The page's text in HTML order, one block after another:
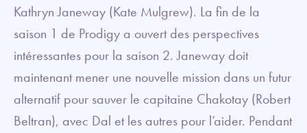
Kathryn Janeway (Kate Mulgrew). La fin de la
saison 1 de Prodigy a ouvert des perspectives
intéressantes pour la saison 2. Janeway doit
maintenant mener une nouvelle mission dans un futur
alternatif pour sauver le capitaine Chakotay (Robert
Beltran), avec Dal et les autres pour l’aider. Pendant